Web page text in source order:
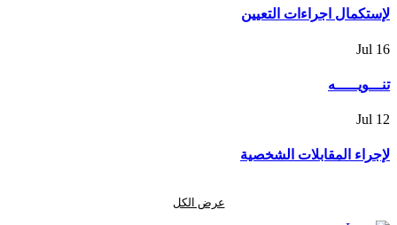
لإستكمال اجراءات التعيين
16
Jul
تنـــويـــــه
12
Jul
لإجراء المقابلات الشخصية
عرض الكل